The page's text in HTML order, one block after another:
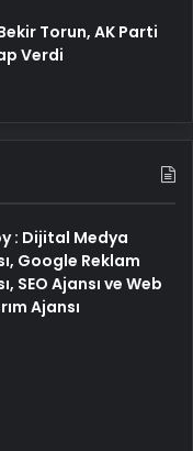
Torun, AK Parti
Verdi
: Dijital Medya
Google Reklam
SEO Ajansı ve Web
Ajansı